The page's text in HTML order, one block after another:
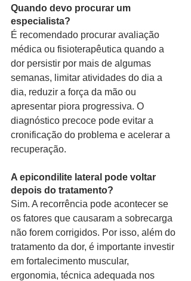
Quando devo procurar um
especialista?
É recomendado procurar avaliação
médica ou fisioterapêutica quando a
dor persistir por mais de algumas
semanas, limitar atividades do dia a
dia, reduzir a força da mão ou
apresentar piora progressiva. O
diagnóstico precoce pode evitar a
cronificação do problema e acelerar a
recuperação.
A epicondilite lateral pode voltar
depois do tratamento?
Sim. A recorrência pode acontecer se
os fatores que causaram a sobrecarga
não forem corrigidos. Por isso, além do
tratamento da dor, é importante investir
em fortalecimento muscular,
ergonomia, técnica adequada nos